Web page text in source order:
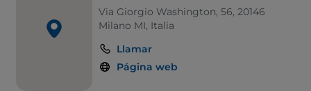
Via Giorgio Washington, 56, 20146
Milano MI, Italia
Llamar
Página web